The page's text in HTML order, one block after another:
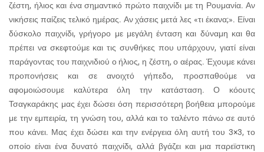
ζέστη, ήλιος και ένα σημαντικό πρώτο παιχνίδι με τη Ρουμανία. Αν
νικήσεις παίζεις τελικό ημέρας. Αν χάσεις μετά λες «τι έκανα;». Είναι
δύσκολο παιχνίδι, γρήγορο με μεγάλη ένταση και δύναμη και θα
πρέπει να σκεφτούμε και τις συνθήκες που υπάρχουν, γιατί είναι
παράγοντας του παιχνιδιού ο ήλιος, η ζέστη, ο αέρας. Έχουμε κάνει
προπονήσεις και σε ανοιχτό γήπεδο, προσπαθούμε να
αφομοιώσουμε καλύτερα όλη την κατάσταση. Ο κόουτς
Τσαγκαράκης μας έχει δώσει όση περισσότερη βοήθεια μπορούμε
με την εμπειρία, τη γνώση του, αλλά και το ταλέντο πάνω σε αυτό
που κάνει. Μας έχει δώσει και την ενέργεια όλη αυτή του 3×3, το
οποίο είναι ένα δυνατό παιχνίδι, αλλά βγάζει και μια παρεϊστικη